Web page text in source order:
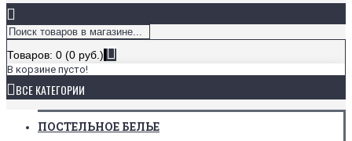
Товаров: 0 (0 руб.)
В корзине пусто!
ВСЕ КАТЕГОРИИ
ПОСТЕЛЬНОЕ БЕЛЬЕ